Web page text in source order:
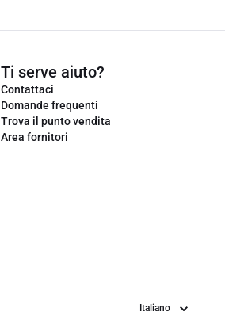
Ti serve aiuto?
Contattaci
Domande frequenti
Trova il punto vendita
Area fornitori
Lingua